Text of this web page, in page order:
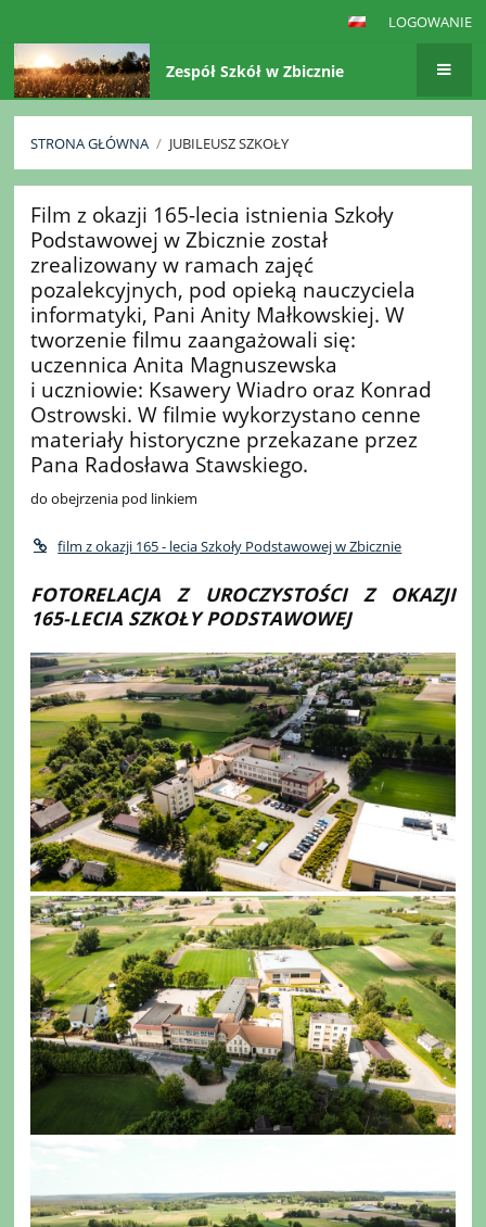
LOGOWANIE
Zespół Szkół w Zbicznie
STRONA GŁÓWNA / JUBILEUSZ SZKOŁY
Jubileusz
szkoły
Film z okazji 165-lecia istnienia Szkoły
Podstawowej w Zbicznie został
zrealizowany w ramach zajęć
pozalekcyjnych, pod opieką nauczyciela
informatyki, Pani Anity Małkowskiej. W
tworzenie filmu zaangażowali się:
uczennica Anita Magnuszewska
i uczniowie: Ksawery Wiadro oraz Konrad
Ostrowski. W filmie wykorzystano cenne
materiały historyczne przekazane przez
Pana Radosława Stawskiego.
do obejrzenia pod linkiem
film z okazji 165 - lecia Szkoły Podstawowej w Zbicznie
FOTORELACJA Z UROCZYSTOŚCI Z OKAZJI
165-LECIA SZKOŁY PODSTAWOWEJ